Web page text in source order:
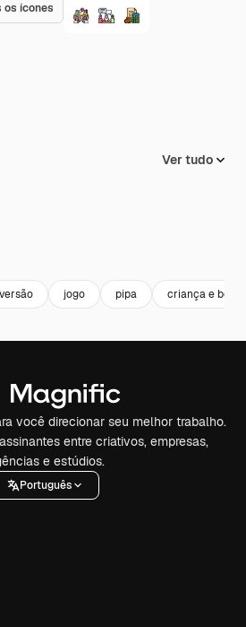
os ícones
Ver tudo
jogo pipa criança e bebê
você direcionar seu melhor trabalho.
entre criativos, empresas,
e estúdios.
Português